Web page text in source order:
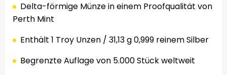
Delta-förmige Münze in einem Proofqualität von
Perth Mint
Enthält 1 Troy Unzen / 31,13g0,999 reinem Silber
BegrenzteAuflage von 5.000Stück weltweit